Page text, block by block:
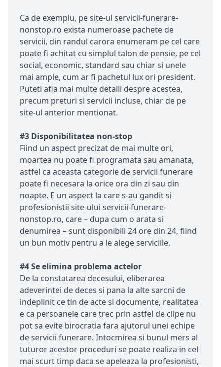
Ca de exemplu, pe site-ul servicii-funerare-
nonstop.ro exista numeroase pachete de
servicii, din randul carora enumeram pe cel care
poate fi achitat cu simplul talon de pensie, pe cel
social, economic, standard sau chiar si unele
mai ample, cum ar fi pachetul lux ori president.
Puteti afla mai multe detalii despre acestea,
precum preturi si servicii incluse, chiar de pe
site-ul anterior mentionat.
#3 Disponibilitatea non-stop
Fiind un aspect precizat de mai multe ori,
moartea nu poate fi programata sau amanata,
astfel ca aceasta categorie de servicii funerare
poate fi necesara la orice ora din zi sau din
noapte. E un aspect la care s-au gandit si
profesionistii site-ului servicii-funerare-
nonstop.ro, care – dupa cum o arata si
denumirea – sunt disponibili 24 ore din 24, fiind
un bun motiv pentru a le alege serviciile.
#4 Se elimina problema actelor
De la constatarea decesului, eliberarea
adeverintei de deces si pana la alte sarcni de
indeplinit ce tin de acte si documente, realitatea
e ca persoanele care trec prin astfel de clipe nu
pot sa evite birocratia fara ajutorul unei echipe
de servicii funerare. Intocmirea si bunul mers al
tuturor acestor proceduri se poate realiza in cel
mai scurt timp daca se apeleaza la profesionisti,